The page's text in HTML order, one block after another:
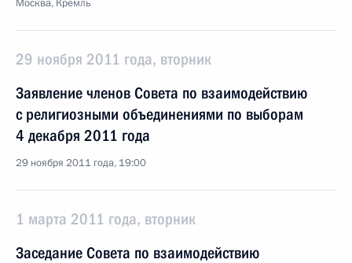
Москва, Кремль
29 ноября 2011 года, вторник
Заявление членов Совета по взаимодействию
с религиозными объединениями по выборам
4 декабря 2011 года
29 ноября 2011 года, 19:00
1 марта 2011 года, вторник
Заседание Совета по взаимодействию